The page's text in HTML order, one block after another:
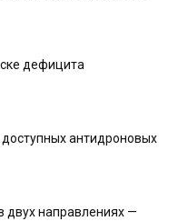
дефицита
антидроновых
двух направлениях —